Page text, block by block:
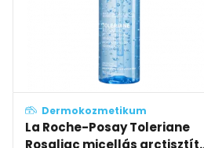
Dermokozmetikum
Bioderma Sensibio
micellás víz